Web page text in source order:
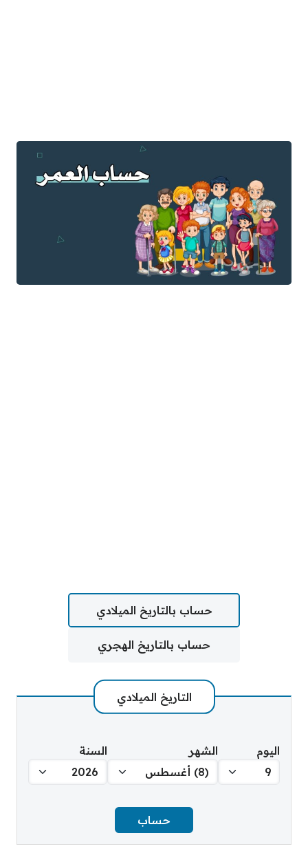
حساب بالتاريخ الميلادي
حساب بالتاريخ الهجري
التاريخ الميلادي
اليوم الشهر السنة
حساب